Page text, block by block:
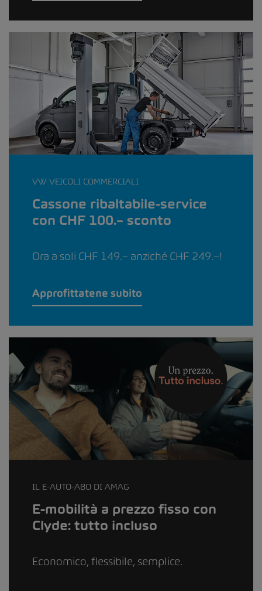
VW VEICOLI COMMERCIALI
Cassone ribaltabile-service
con CHF 100.– sconto
Ora a soli CHF 149.– anziché CHF 249.–!
Approfittatene subito
IL E-AUTO-ABO DI AMAG
E-mobilità a prezzo fisso con
Clyde: tutto incluso
Economico, flessibile, semplice.